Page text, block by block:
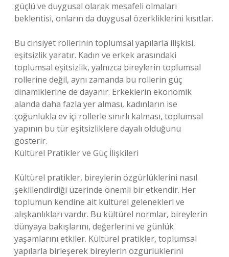
güçlü ve duygusal olarak mesafeli olmaları
beklentisi, onların da duygusal özerkliklerini kısıtlar.
Bu cinsiyet rollerinin toplumsal yapılarla ilişkisi,
eşitsizlik yaratır. Kadın ve erkek arasındaki
toplumsal eşitsizlik, yalnızca bireylerin toplumsal
rollerine değil, aynı zamanda bu rollerin güç
dinamiklerine de dayanır. Erkeklerin ekonomik
alanda daha fazla yer alması, kadınların ise
çoğunlukla ev içi rollerle sınırlı kalması, toplumsal
yapının bu tür eşitsizliklere dayalı olduğunu
gösterir.
Kültürel Pratikler ve Güç İlişkileri
Kültürel pratikler, bireylerin özgürlüklerini nasıl
şekillendirdiği üzerinde önemli bir etkendir. Her
toplumun kendine ait kültürel gelenekleri ve
alışkanlıkları vardır. Bu kültürel normlar, bireylerin
dünyaya bakışlarını, değerlerini ve günlük
yaşamlarını etkiler. Kültürel pratikler, toplumsal
yapılarla birleşerek bireylerin özgürlüklerini